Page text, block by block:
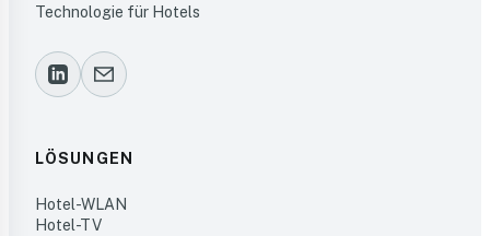
Technologie für Hotels
LÖSUNGEN
Hotel-WLAN
Hotel-TV